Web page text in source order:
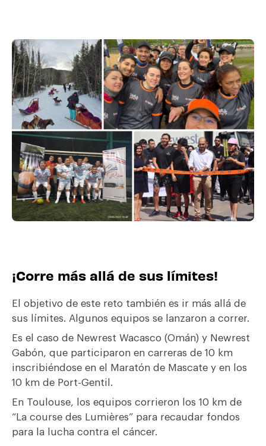
¡Corre más allá de sus límites!
El objetivo de este reto también es ir más allá de
sus límites. Algunos equipos se lanzaron a correr.
Es el caso de Newrest Wacasco (Omán) y Newrest
Gabón, que participaron en carreras de 10 km
inscribiéndose en el Maratón de Mascate y en los
10 km de Port-Gentil.
En Toulouse, los equipos corrieron los 10 km de
“La course des Lumières” para recaudar fondos
para la lucha contra el cáncer.